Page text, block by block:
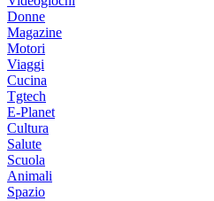
Donne
Magazine
Motori
Viaggi
Cucina
Tgtech
E-Planet
Cultura
Salute
Scuola
Animali
Spazio